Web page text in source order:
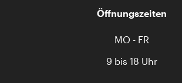
Öffnungszeiten
MO - FR
9 bis 18 Uhr